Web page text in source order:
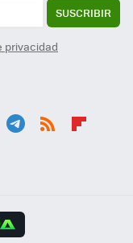
SUSCRIBIR
privacidad